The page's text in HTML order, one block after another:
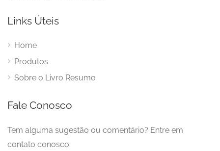
Links Úteis
Home
Produtos
Sobre o Livro Resumo
Fale Conosco
Tem alguma sugestão ou comentário? Entre em
contato conosco.